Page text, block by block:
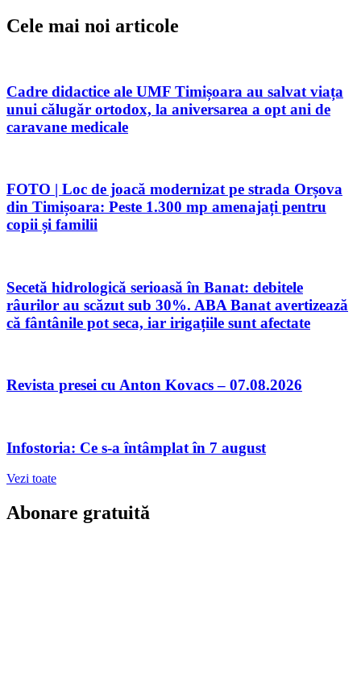
Cele mai noi articole
Cadre didactice ale UMF Timișoara au salvat viața
unui călugăr ortodox, la aniversarea a opt ani de
caravane medicale
FOTO | Loc de joacă modernizat pe strada Orșova
din Timișoara: Peste 1.300 mp amenajați pentru
copii și familii
Secetă hidrologică serioasă în Banat: debitele
râurilor au scăzut sub 30%. ABA Banat avertizează
că fântânile pot seca, iar irigațiile sunt afectate
Revista presei cu Anton Kovacs – 07.08.2026
Infostoria: Ce s-a întâmplat în 7 august
Vezi toate
Abonare gratuită